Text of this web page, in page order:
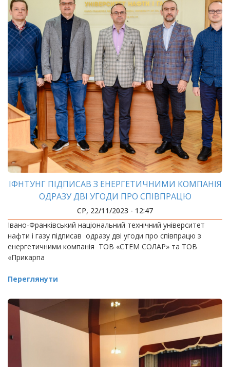
ІФНТУНГ ПІДПИСАВ З ЕНЕРГЕТИЧНИМИ КОМПАНІЯ
ОДРАЗУ ДВІ УГОДИ ПРО СПІВПРАЦЮ
СР, 22/11/2023 - 12:47
Івано-Франківський національний технічний університет
нафти і газу підписав одразу дві угоди про співпрацю з
енергетичними компанія ТОВ «СТЕМ СОЛАР» та ТОВ
«Прикарпа
Переглянути